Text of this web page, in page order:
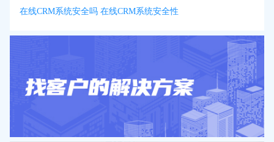
在线CRM系统安全吗 在线CRM系统安全性